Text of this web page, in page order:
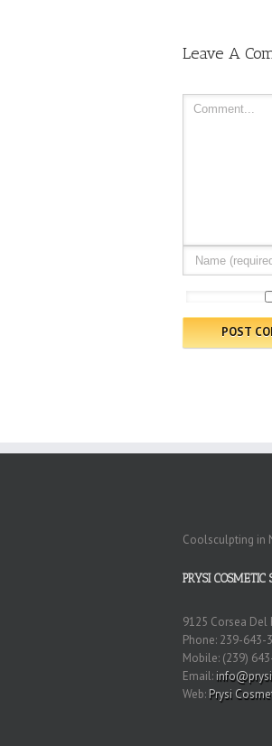
Leave A
Coolsculpting in
PRYSI COSMETIC
9125 Corsea Del
Phone: 239-643-
Mobile: (239)
Email:
Web: Prysi